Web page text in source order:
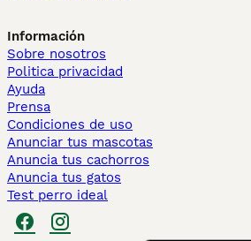
Información
Sobre nosotros
Politica privacidad
Ayuda
Prensa
Condiciones de uso
Anunciar tus mascotas
Anuncia tus cachorros
Anuncia tus gatos
Test perro ideal